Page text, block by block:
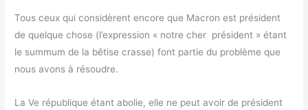
Tous ceux qui considèrent encore que Macron est président
de quelque chose (l’expression « notre cher président » étant
le summum de la bêtise crasse) font partie du problème que
nous avons à résoudre.
La Ve république étant abolie, elle ne peut avoir de président